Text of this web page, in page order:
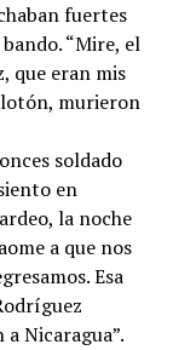
fuertes
“Mire, el
que eran mis
murieron
soldado
en
la noche
a que nos
Esa
Nicaragua”.